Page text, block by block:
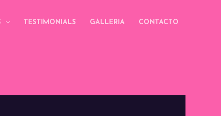
TESTIMONIALS GALLERIA CONTACTO